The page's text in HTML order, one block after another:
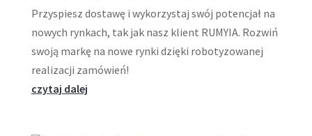
Przyspiesz dostawę i wykorzystaj swój potencjał na
nowych rynkach, tak jak nasz klient RUMYIA. Rozwiń
swoją markę na nowe rynki dzięki robotyzowanej
realizacji zamówień!
czytaj dalej